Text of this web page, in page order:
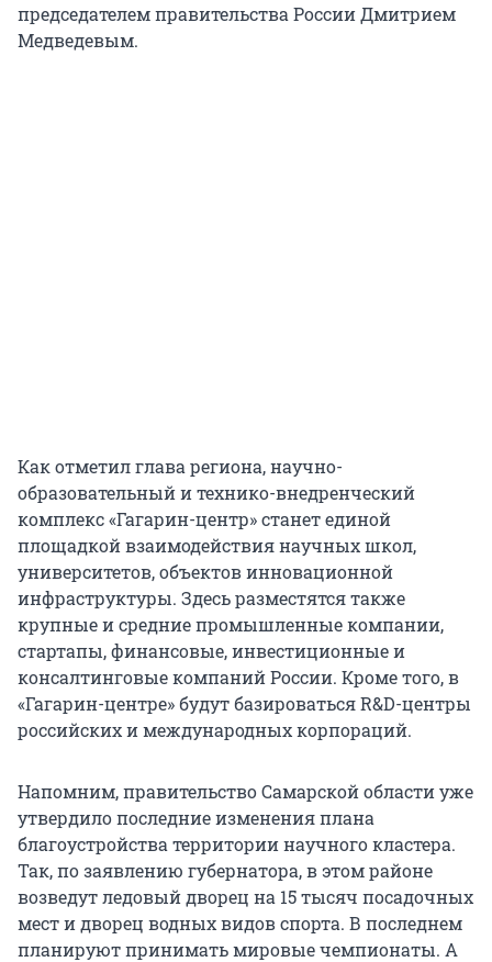
председателем правительства России Дмитрием
Медведевым.
Как отметил глава региона, научно-
образовательный и технико-внедренческий
комплекс «Гагарин-центр» станет единой
площадкой взаимодействия научных школ,
университетов, объектов инновационной
инфраструктуры. Здесь разместятся также
крупные и средние промышленные компании,
стартапы, финансовые, инвестиционные и
консалтинговые компаний России. Кроме того, в
«Гагарин-центре» будут базироваться R&D-центры
российских и международных корпораций.
Напомним, правительство Самарской области уже
утвердило последние изменения плана
благоустройства территории научного кластера.
Так, по заявлению губернатора, в этом районе
возведут ледовый дворец на 15 тысяч посадочных
мест и дворец водных видов спорта. В последнем
планируют принимать мировые чемпионаты. А